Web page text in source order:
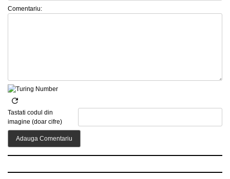
Comentariu:
Tastati codul din
imagine (doar cifre)